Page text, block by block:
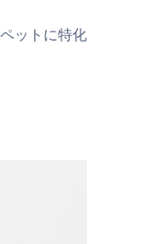
ットに特化